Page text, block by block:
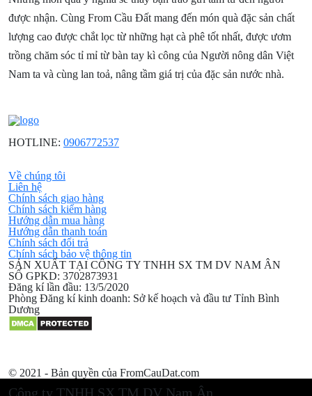
được nhận. Cùng From Cầu Đất mang đến món quà đặc sản chất
lượng cao được chắt lọc từ những hạt cà phê tốt nhất, được ươm
trồng chăm sóc tỉ mỉ từ bàn tay kì công của Người nông dân Việt
Nam ta và cùng lan toả, nâng tầm giá trị của đặc sản nước nhà.
HOTLINE: 0906772537
Về chúng tôi
Liên hệ
Chính sách giao hàng
Chính sách kiểm hàng
Hướng dẫn mua hàng
Hướng dẫn thanh toán
Chính sách đổi trả
Chính sách bảo vệ thông tin
SẢN XUẤT TẠI CÔNG TY TNHH SX TM DV NAM ÂN
SỐ GPKD: 3702873931
Đăng kí lần đầu: 13/5/2020
Phòng Đăng kí kinh doanh: Sở kế hoạch và đầu tư Tỉnh Bình
Dương
© 2021 - Bản quyền của FromCauDat.com
Công ty TNHH SX TM DV Nam Ân